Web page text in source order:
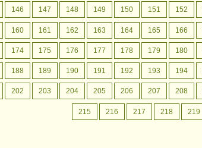
146 147 148 149 150 151 152
160 161 162 163 164 165 166
174 175 176 177 178 179 180
188 189 190 191 192 193 194
202 203 204 205 206 207 208
215 216 217 218 219